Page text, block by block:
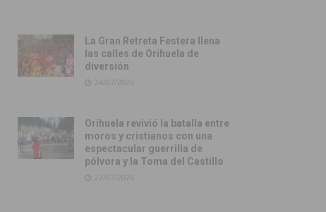
La Gran Retreta Festera llena
las calles de Orihuela de
diversión
24/07/2026
Orihuela revivió la batalla entre
moros y cristianos con una
espectacular guerrilla de
pólvora y la Toma del Castillo
22/07/2026